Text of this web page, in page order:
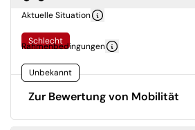
Aktuelle Situation
Schlecht
Rahmenbedingungen
Unbekannt
Zur Bewertung von Mobilität